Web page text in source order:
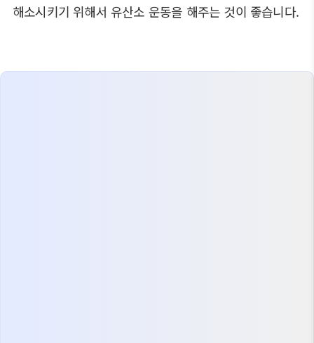
해소시키기 위해서 유산소 운동을 해주는 것이 좋습니다.